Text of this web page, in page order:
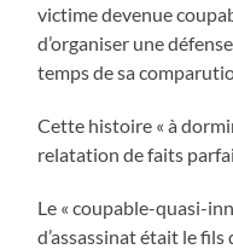
victime devenue
d’organiser une
temps de sa
Cette histoire « à
relatation de faits
Le « coupable-quasi-
d’assassinat était le